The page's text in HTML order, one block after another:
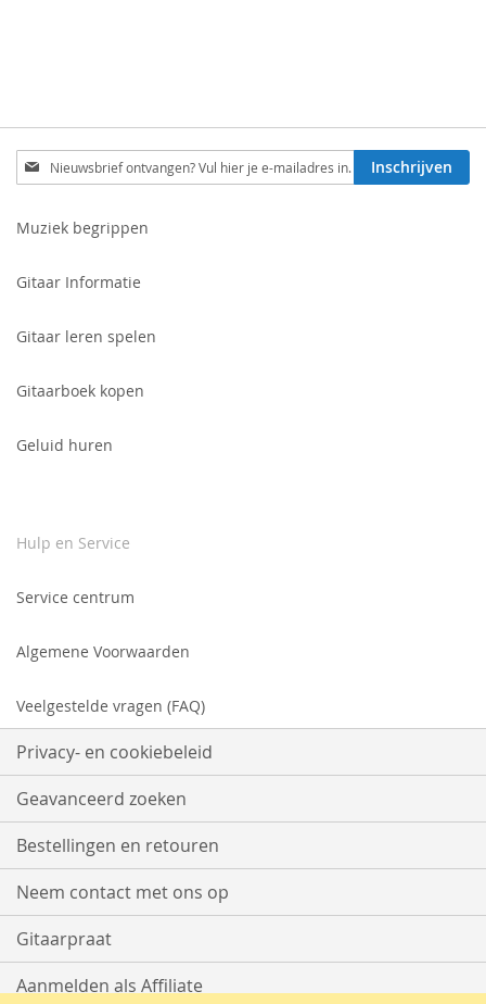
Schrijf
je
voor
Inschrijven
Muziek begrippen
Gitaar Informatie
Gitaar leren spelen
Gitaarboek kopen
Geluid huren
Hulp en Service
Service centrum
Algemene Voorwaarden
Veelgestelde vragen (FAQ)
Privacy- en cookiebeleid
Geavanceerd zoeken
Bestellingen en retouren
Neem contact met ons op
Gitaarpraat
Aanmelden als Affiliate